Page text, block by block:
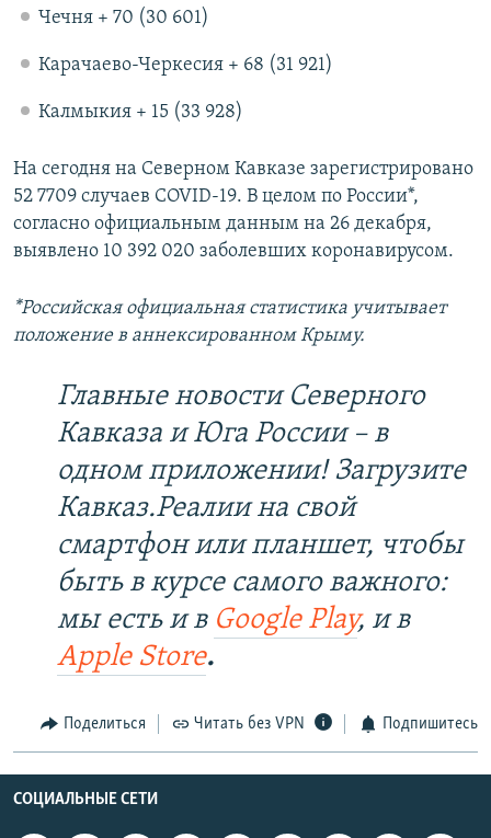
Чечня + 70 (30 601)
Карачаево-Черкесия + 68 (31 921)
Калмыкия + 15 (33 928)
На сегодня на Северном Кавказе зарегистрировано
52 7709 случаев COVID-19. В целом по России*,
согласно официальным данным на 26 декабря,
выявлено 10 392 020 заболевших коронавирусом.
*Российская официальная статистика учитывает
положение в аннексированном Крыму.
Главные новости Северного
Кавказа и Юга России – в
одном приложении! Загрузите
Кавказ.Реалии на свой
смартфон или планшет, чтобы
быть в курсе самого важного:
мы есть и в Google Play, и в
Apple Store.
Поделиться Читать без VPN Подпишитесь
СОЦИАЛЬНЫЕ СЕТИ